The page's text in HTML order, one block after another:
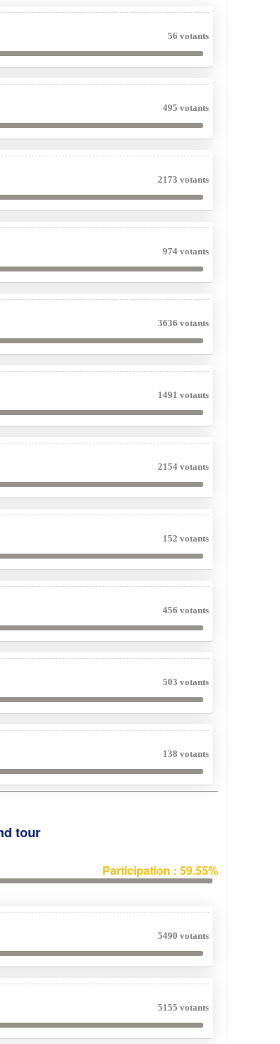
56 votants
495 votants
2173 votants
974 votants
3636 votants
1491 votants
2154 votants
152 votants
456 votants
503 votants
138 votants
tour
Participation : 59.55%
5490 votants
5155 votants